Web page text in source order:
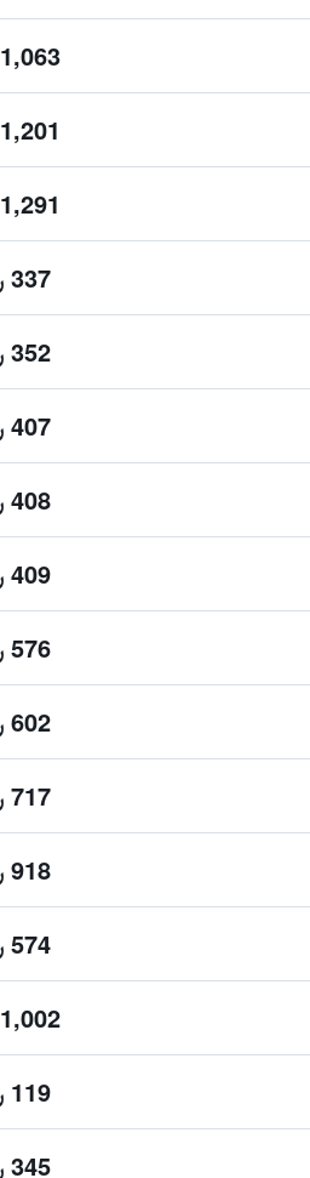
1,063 ﷼
1,201 ﷼
1,291 ﷼
337 ﷼
352 ﷼
407 ﷼
408 ﷼
409 ﷼
576 ﷼
602 ﷼
717 ﷼
918 ﷼
574 ﷼
1,002 ﷼
119 ﷼
345 ﷼